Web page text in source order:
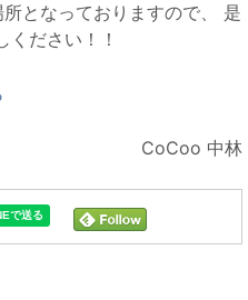
となっておりますので、 是
ださい！！
CoCoo 中林